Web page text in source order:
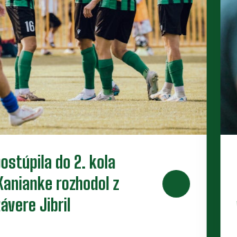
do partie. Za Baník
stredopoliar